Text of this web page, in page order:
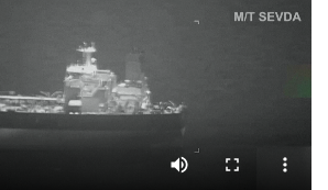
MRU 40.196738
MYR 4.090804